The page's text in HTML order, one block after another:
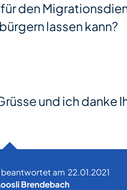
den
lassen kann?
und ich danke
beantwortet am 22.01.2021
Brendebach